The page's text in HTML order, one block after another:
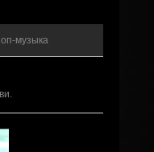
музыка